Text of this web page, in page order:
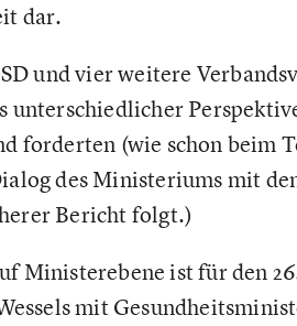
dar.
und vier weitere
unterschiedlicher
forderten (wie schon beim
des Ministeriums mit
Bericht folgt.)
Ministerebene ist für den
mit